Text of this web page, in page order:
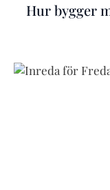
Hur bygger